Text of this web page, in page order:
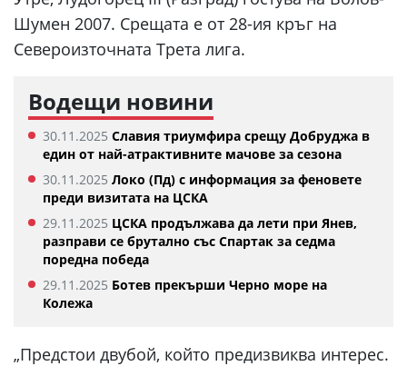
Шумен 2007. Срещата е от 28-ия кръг на
Североизточната Трета лига.
Водещи новини
30.11.2025 Славия триумфира срещу Добруджа в
един от най-атрактивните мачове за сезона
30.11.2025 Локо (Пд) с информация за феновете
преди визитата на ЦСКА
29.11.2025 ЦСКА продължава да лети при Янев,
разправи се брутално със Спартак за седма
поредна победа
29.11.2025 Ботев прекърши Черно море на
Колежа
„Предстои двубой, който предизвиква интерес.